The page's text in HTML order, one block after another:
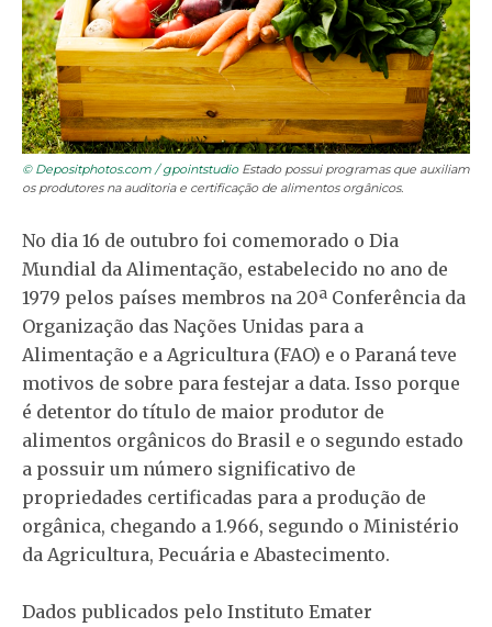
© Depositphotos.com / gpointstudioEstado possui programas que auxiliam
os produtores na auditoria e certificação de alimentos orgânicos.
No dia 16 de outubro foi comemorado o Dia
Mundial da Alimentação, estabelecido no ano de
1979 pelos países membros na 20ª Conferência da
Organização das Nações Unidas para a
Alimentação e a Agricultura (FAO) e o Paraná teve
motivos de sobre para festejar a data. Isso porque
é detentor do título de maior produtor de
alimentos orgânicos do Brasil e o segundo estado
a possuir um número significativo de
propriedades certificadas para a produção de
orgânica, chegando a 1.966, segundo o Ministério
da Agricultura, Pecuária e Abastecimento.
Dados publicados pelo Instituto Emater